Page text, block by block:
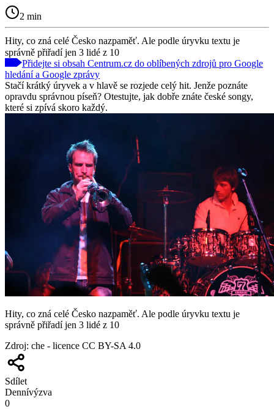
2 min
Hity, co zná celé Česko nazpaměť. Ale podle úryvku textu je
správně přiřadí jen 3 lidé z 10
Přidejte si obsah Centrum.cz do oblíbených zdrojů pro Google
hledání a Google zprávy
Stačí krátký úryvek a v hlavě se rozjede celý hit. Jenže poznáte
opravdu správnou píseň? Otestujte, jak dobře znáte české songy,
které si zpívá skoro každý.
Hity, co zná celé Česko nazpaměť. Ale podle úryvku textu je
správně přiřadí jen 3 lidé z 10
Zdroj: che - licence CC BY-SA 4.0
Sdílet
Dennívýzva
0